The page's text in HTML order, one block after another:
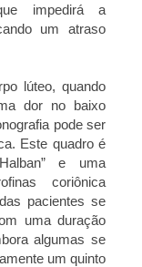
impedirá a
um atraso
lúteo, quando
dor no baixo
pode ser
Este quadro é
e uma
coriônica
pacientes se
uma duração
algumas se
um quinto